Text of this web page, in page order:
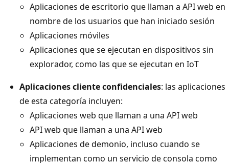
Aplicaciones de escritorio que llaman a API web en
nombre de los usuarios que han iniciado sesión
Aplicaciones móviles
Aplicaciones que se ejecutan en dispositivos sin
explorador, como las que se ejecutan en IoT
Aplicaciones cliente confidenciales: las aplicaciones
de esta categoría incluyen:
Aplicaciones web que llaman a una API web
API web que llaman a una API web
Aplicaciones de demonio, incluso cuando se
implementan como un servicio de consola como